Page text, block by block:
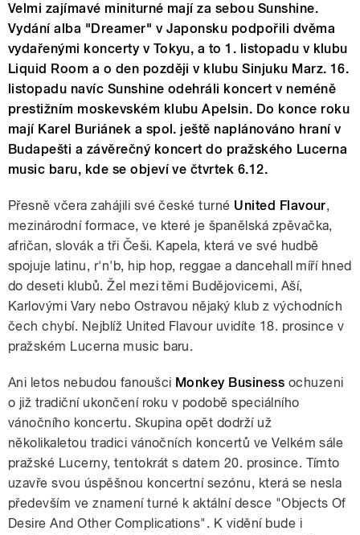
Velmi zajímavé miniturné mají za sebou Sunshine.
Vydání alba "Dreamer" v Japonsku podpořili dvěma
vydařenými koncerty v Tokyu, a to 1. listopadu v klubu
Liquid Room a o den později v klubu Sinjuku Marz. 16.
listopadu navíc Sunshine odehráli koncert v neméně
prestižním moskevském klubu Apelsin. Do konce roku
mají Karel Buriánek a spol. ještě naplánováno hraní v
Budapešti a závěrečný koncert do pražského Lucerna
music baru, kde se objeví ve čtvrtek 6.12.
Přesně včera zahájili své české turné United Flavour,
mezinárodní formace, ve které je španělská zpěvačka,
afričan, slovák a tři Češi. Kapela, která ve své hudbě
spojuje latinu, r'n'b, hip hop, reggae a dancehall míří hned
do deseti klubů. Žel mezi těmi Budějovicemi, Aší,
Karlovými Vary nebo Ostravou nějaký klub z východních
čech chybí. Nejblíž United Flavour uvidíte 18. prosince v
pražském Lucerna music baru.
Ani letos nebudou fanoušci Monkey Business ochuzeni
o již tradiční ukončení roku v podobě speciálního
vánočního koncertu. Skupina opět dodrží už
několikaletou tradici vánočních koncertů ve Velkém sále
pražské Lucerny, tentokrát s datem 20. prosince. Tímto
uzavře svou úspěšnou koncertní sezónu, která se nesla
především ve znamení turné k aktální desce "Objects Of
Desire And Other Complications". K vidění bude i